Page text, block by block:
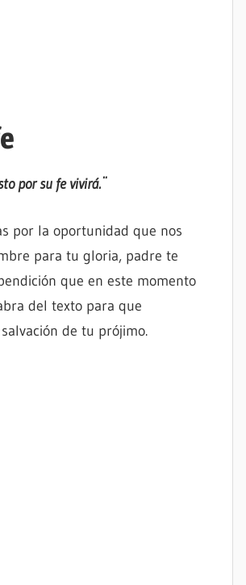
por su fe vivirá.¨
por la oportunidad que nos
para tu gloria, padre te
que en este momento
del texto para que
de tu prójimo.